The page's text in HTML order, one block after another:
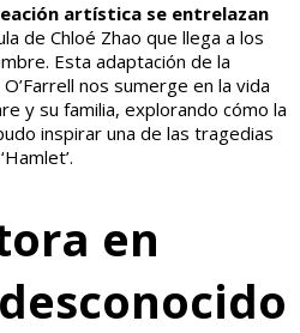
artística se entrelazan
de Chloé Zhao que llega a los
Esta adaptación de la
nos sumerge en la vida
y su familia, explorando cómo la
inspirar una de las tragedias
en